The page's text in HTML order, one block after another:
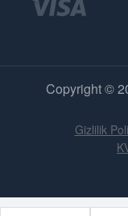
Copyright ©
Gizlilik